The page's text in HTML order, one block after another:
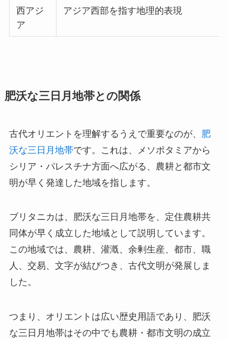
西アジ
ア
アジア西部を指す地理的表現
肥沃な三日月地帯との関係
古代オリエントを理解するうえで重要なのが、
肥
沃な三日月地帯です。これは、メソポタミアから
シリア・パレスチナ方面へ広がる、農耕と都市文
明が早く発達した地域を指します。
ブリタニカは、肥沃な三日月地帯を、定住農耕共
同体が早く成立した地域として説明しています。
この地域では、農耕、灌漑、余剰生産、都市、職
人、交易、文字が結びつき、古代文明が発展しま
した。
つまり、オリエントは広い歴史用語であり、肥沃
な三日月地帯はその中でも農耕・都市文明の成立